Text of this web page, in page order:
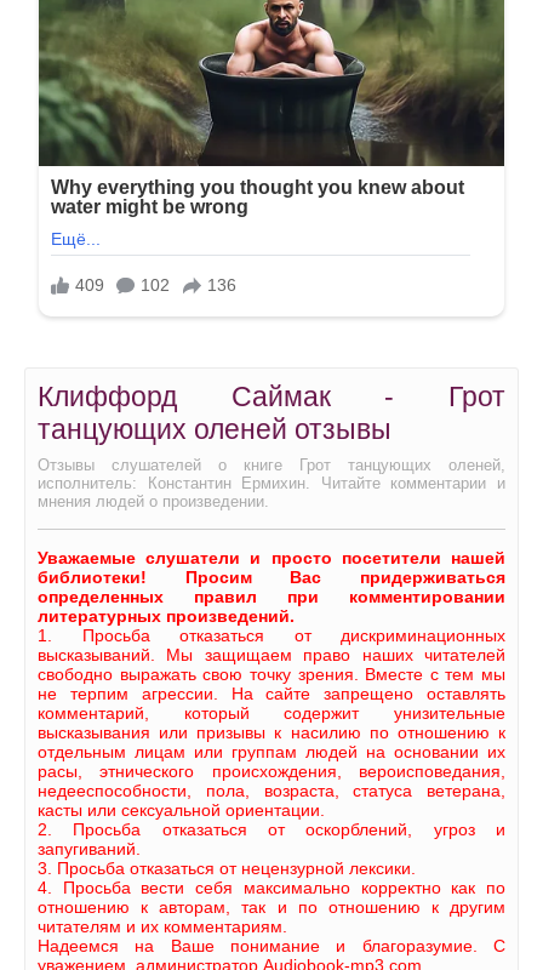
Клиффорд Саймак - Грот
танцующих оленей отзывы
Отзывы слушателей о книге Грот танцующих оленей,
исполнитель: Константин Ермихин. Читайте комментарии и
мнения людей о произведении.
Уважаемые слушатели и просто посетители нашей
библиотеки! Просим Вас придерживаться
определенных правил при комментировании
литературных произведений.
1. Просьба отказаться от дискриминационных
высказываний. Мы защищаем право наших читателей
свободно выражать свою точку зрения. Вместе с тем мы
не терпим агрессии. На сайте запрещено оставлять
комментарий, который содержит унизительные
высказывания или призывы к насилию по отношению к
отдельным лицам или группам людей на основании их
расы, этнического происхождения, вероисповедания,
недееспособности, пола, возраста, статуса ветерана,
касты или сексуальной ориентации.
2. Просьба отказаться от оскорблений, угроз и
запугиваний.
3. Просьба отказаться от нецензурной лексики.
4. Просьба вести себя максимально корректно как по
отношению к авторам, так и по отношению к другим
читателям и их комментариям.
Надеемся на Ваше понимание и благоразумие. С
уважением, администратор Audiobook-mp3.com.